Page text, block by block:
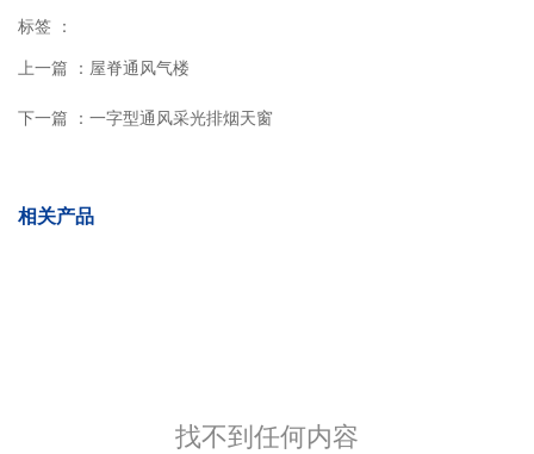
标签 ：
上一篇 ： 屋脊通风气楼
下一篇 ： 一字型通风采光排烟天窗
相关产品
找不到任何内容